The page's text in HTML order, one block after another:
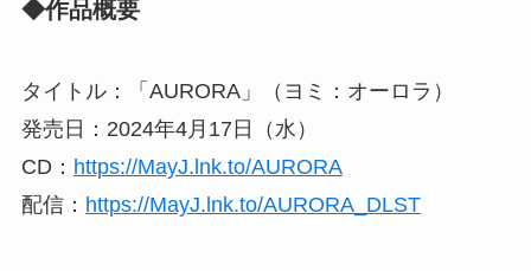
◆作品概要
タイトル：「AURORA」（ヨミ：オーロラ）
発売日：2024年4月17日（水）
CD： https://MayJ.lnk.to/AURORA
配信： https://MayJ.lnk.to/AURORA_DLST